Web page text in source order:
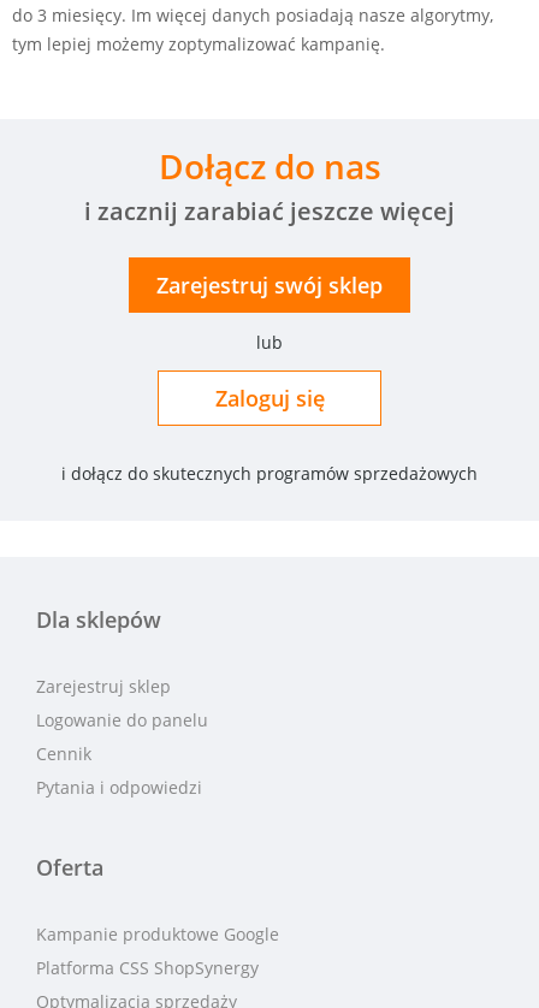
do 3 miesięcy. Im więcej danych posiadają nasze algorytmy,
tym lepiej możemy zoptymalizować kampanię.
Dołącz do nas
i zacznij zarabiać jeszcze więcej
Zarejestruj swój sklep
lub
Zaloguj się
i dołącz do skutecznych programów sprzedażowych
Dla sklepów
Zarejestruj sklep
Logowanie do panelu
Cennik
Pytania i odpowiedzi
Oferta
Kampanie produktowe Google
Platforma CSS ShopSynergy
Optymalizacja sprzedaży